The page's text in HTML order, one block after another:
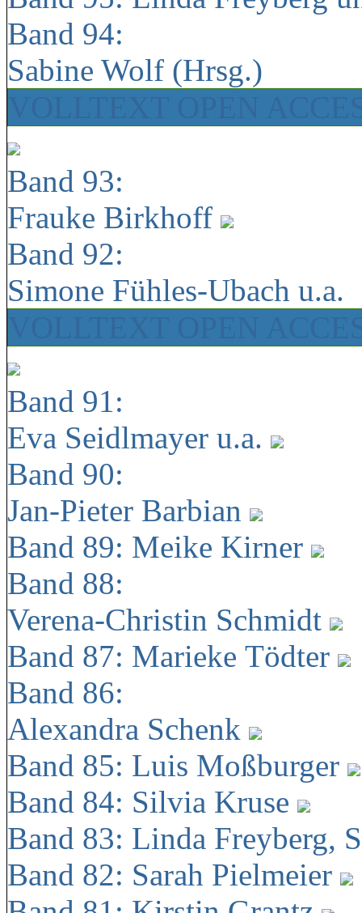
Band 94:
Sabine Wolf (Hrsg.)
Band 93:
Frauke Birkhoff
Band 92:
Simone Fühles-Ubach u.a.
Band 91:
Eva Seidlmayer u.a.
Band 90:
Jan-Pieter Barbian
Band 89: Meike Kirner
Band 88:
Verena-Christin Schmidt
Band 87: Marieke Tödter
Band 86:
Alexandra Schenk
Band 85: Luis Moßburger
Band 84: Silvia Kruse
Band 83: Linda Freyberg,
Band 82: Sarah Pielmeier